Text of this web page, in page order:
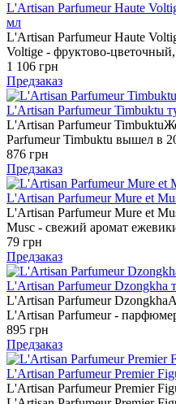
L'Artisan Parfumeur Haute
мл
L'Artisan Parfumeur Haute
Voltige - фруктово-
1 106 грн
Предзаказ
L'Artisan Parfumeur Timbuktu
L'Artisan Parfumeur
Parfumeur Timbuktu вышел в
876 грн
Предзаказ
L'Artisan Parfumeur Mure et
L'Artisan Parfumeur Mure et
Musс - свежий аромат
79 грн
Предзаказ
L'Artisan Parfumeur Dzongkha
L'Artisan Parfumeur
L'Artisan Parfumeur -
895 грн
Предзаказ
L'Artisan Parfumeur Premier
L'Artisan Parfumeur Premier